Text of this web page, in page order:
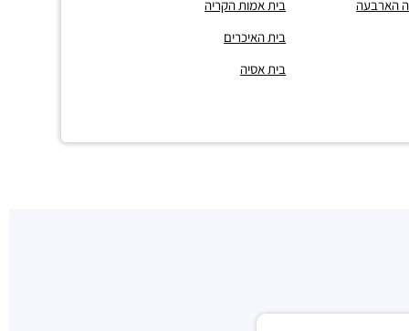
הארבעה
בית אמות הקריה
בית האיכרים
בית אסיה